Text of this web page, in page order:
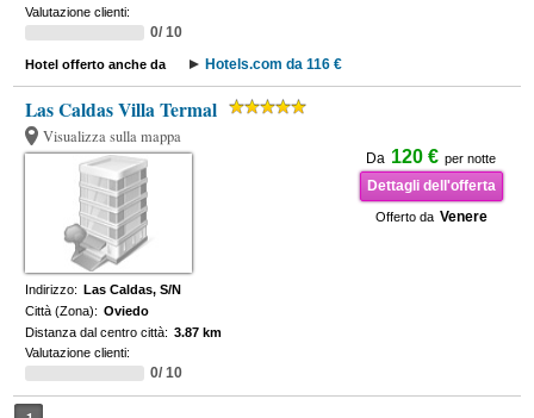
Valutazione clienti:
0/ 10
Hotel offerto anche da Hotels.com da 116 €
Las Caldas Villa Termal
Visualizza sulla mappa
Da 120 € per notte
Dettagli dell'offerta
Offerto da Venere
Indirizzo: Las Caldas, S/N
Città (Zona): Oviedo
Distanza dal centro città: 3.87 km
Valutazione clienti:
0/ 10